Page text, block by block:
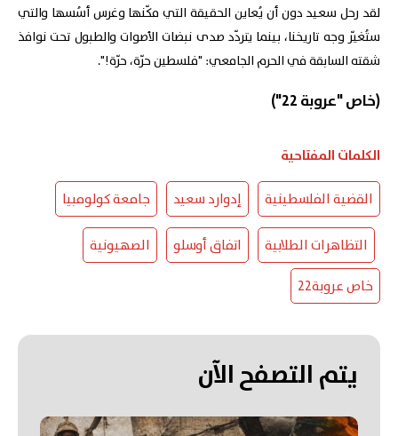
لقد رحل سعيد دون أن يُعاين الحقيقة التي مكّنها وغرس أسُسها والتي
ستُغيّر وجه تاريخنا، بينما يتردّد صدى نبضات الأصوات والطبول تحت نوافذ
شقته السابقة في الحرم الجامعي: "فلسطين حرّة، حرّة!".
(خاص "عروبة 22")
الكلمات المفتاحية
القضية الفلسطينية إدوارد سعيد جامعة كولومبيا
التظاهرات الطلابية اتفاق أوسلو
الصهيونية
خاص عروبة22
يتم التصفح الآن